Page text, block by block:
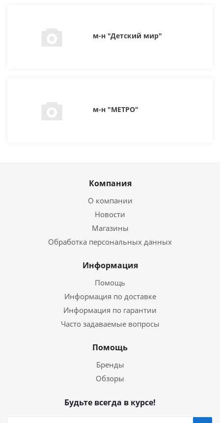
м-н "Детский мир"
м-н "МЕТРО"
Компания
О компании
Новости
Магазины
Обработка персональных данных
Информация
Помощь
Информация по доставке
Информация по гарантии
Часто задаваемые вопросы
Помощь
Бренды
Обзоры
Будьте всегда в курсе!